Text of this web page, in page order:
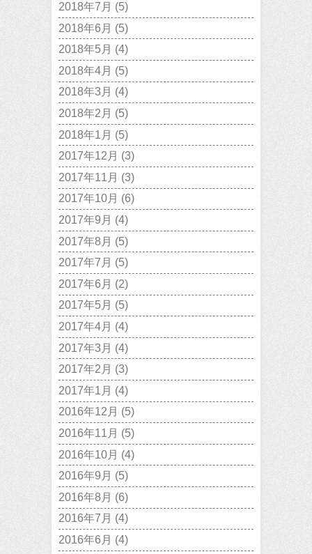
2018年7月 (5)
2018年6月 (5)
2018年5月 (4)
2018年4月 (5)
2018年3月 (4)
2018年2月 (5)
2018年1月 (5)
2017年12月 (3)
2017年11月 (3)
2017年10月 (6)
2017年9月 (4)
2017年8月 (5)
2017年7月 (5)
2017年6月 (2)
2017年5月 (5)
2017年4月 (4)
2017年3月 (4)
2017年2月 (3)
2017年1月 (4)
2016年12月 (5)
2016年11月 (5)
2016年10月 (4)
2016年9月 (5)
2016年8月 (6)
2016年7月 (4)
2016年6月 (4)